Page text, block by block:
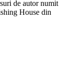
de autor numit
House din